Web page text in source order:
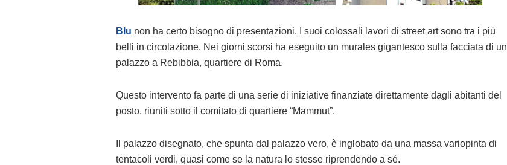
Blu non ha certo bisogno di presentazioni. I suoi colossali lavori di street art sono tra i più
belli in circolazione. Nei giorni scorsi ha eseguito un murales gigantesco sulla facciata di un
palazzo a Rebibbia, quartiere di Roma.
Questo intervento fa parte di una serie di iniziative finanziate direttamente dagli abitanti del
posto, riuniti sotto il comitato di quartiere “Mammut”.
Il palazzo disegnato, che spunta dal palazzo vero, è inglobato da una massa variopinta di
tentacoli verdi, quasi come se la natura lo stesse riprendendo a sé.